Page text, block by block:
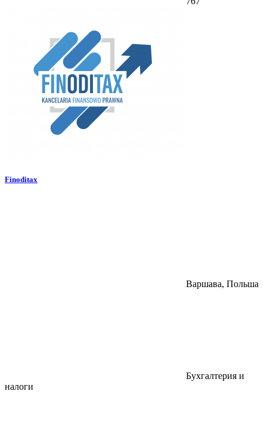
Finoditax
Варшава, Польша
Бухгалтерия и
налоги